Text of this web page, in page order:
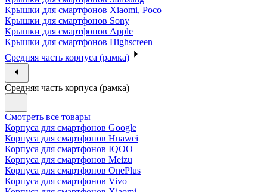
Крышки для смартфонов Xiaomi, Poco
Крышки для смартфонов Sony
Крышки для смартфонов Apple
Крышки для смартфонов Highscreen
Средняя часть корпуса (рамка)
Средняя часть корпуса (рамка)
Смотреть все товары
Корпуса для смартфонов Google
Корпуса для смартфонов Huawei
Корпуса для смартфонов IQOO
Корпуса для смартфонов Meizu
Корпуса для смартфонов OnePlus
Корпуса для смартфонов Vivo